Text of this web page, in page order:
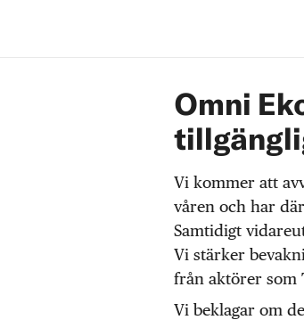
Omni
Vi kommer att
våren och har
Samtidigt
Vi stärker
från aktörer som
Vi beklagar om